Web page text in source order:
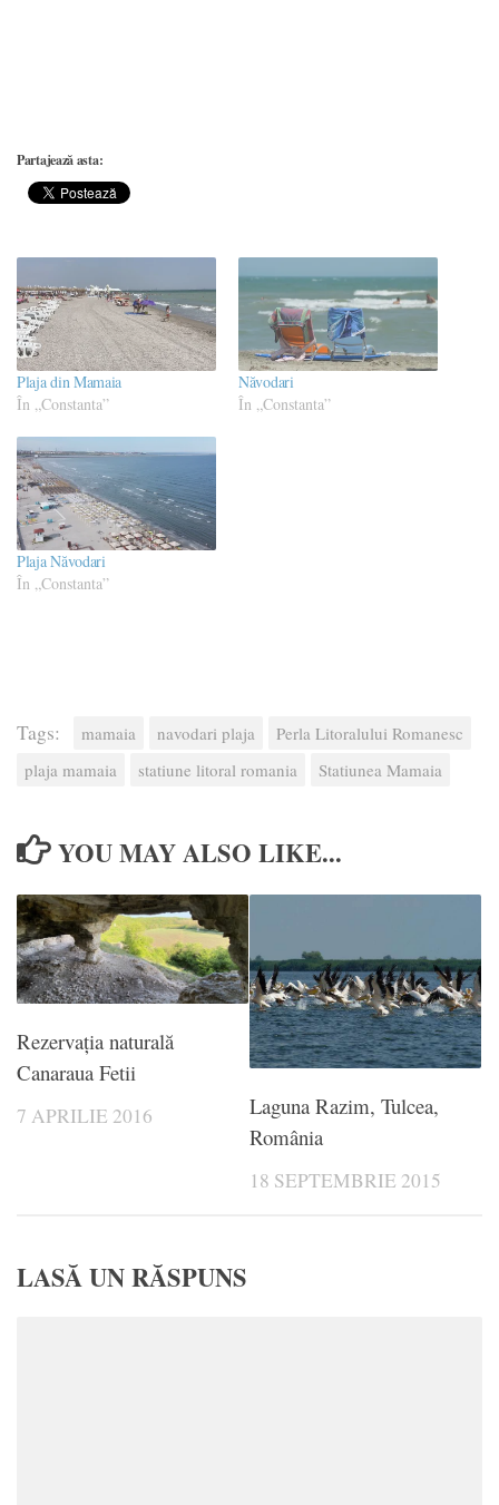
Partajează asta:
Plaja din Mamaia
În „Constanta”
Năvodari
În „Constanta”
Plaja Năvodari
În „Constanta”
Tags: mamaia navodari plaja
Perla Litoralului Romanesc
plaja mamaia
statiune litoral romania Statiunea Mamaia
YOU MAY ALSO LIKE...
Rezervația naturală
Canaraua Fetii
7 APRILIE 2016
Laguna Razim, Tulcea,
România
18 SEPTEMBRIE 2015
LASĂ UN RĂSPUNS